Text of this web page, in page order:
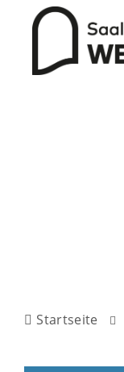
Startseite